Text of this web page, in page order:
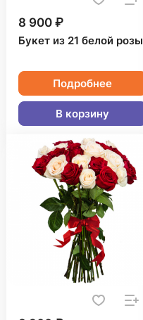
8 900 ₽
Букет из 21 белой розы
Подробнее
В корзину